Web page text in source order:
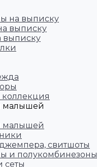
на выписку
выписку
выписку
малышей
малышей
свитшоты
и полукомбинезоны
сеты